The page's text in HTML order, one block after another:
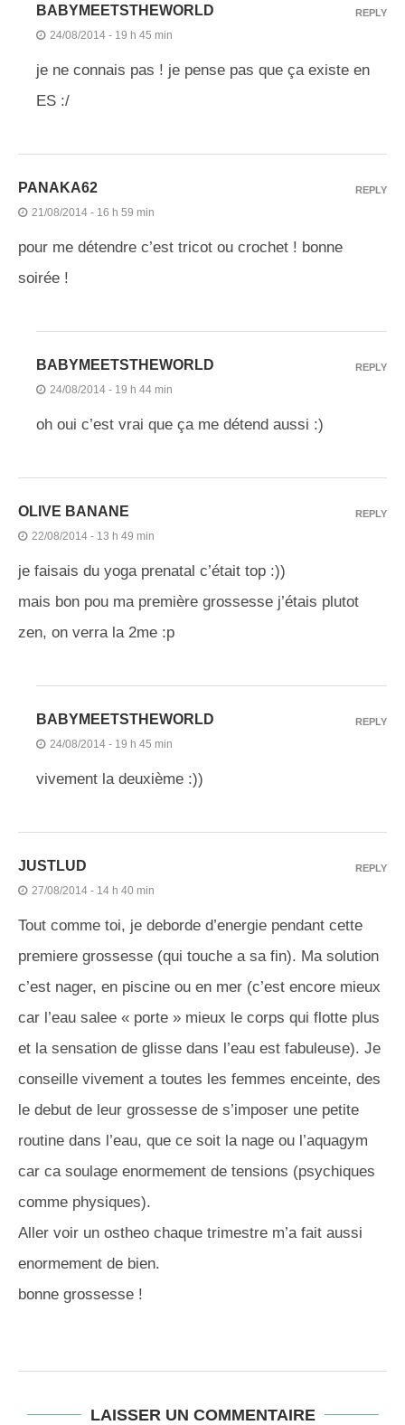
BABYMEETSTHEWORLD
24/08/2014 - 19 h 45 min
je ne connais pas ! je pense pas que ça existe en
ES :/
REPLY
PANAKA62
21/08/2014 - 16 h 59 min
pour me détendre c’est tricot ou crochet ! bonne
soirée !
REPLY
BABYMEETSTHEWORLD
24/08/2014 - 19 h 44 min
oh oui c’est vrai que ça me détend aussi :)
REPLY
OLIVE BANANE
22/08/2014 - 13 h 49 min
je faisais du yoga prenatal c’était top :))
mais bon pou ma première grossesse j’étais plutot
zen, on verra la 2me :p
REPLY
BABYMEETSTHEWORLD
24/08/2014 - 19 h 45 min
vivement la deuxième :))
REPLY
JUSTLUD
27/08/2014 - 14 h 40 min
Tout comme toi, je deborde d’energie pendant cette
premiere grossesse (qui touche a sa fin). Ma solution
c’est nager, en piscine ou en mer (c’est encore mieux
car l’eau salee « porte » mieux le corps qui flotte plus
et la sensation de glisse dans l’eau est fabuleuse). Je
conseille vivement a toutes les femmes enceinte, des
le debut de leur grossesse de s’imposer une petite
routine dans l’eau, que ce soit la nage ou l’aquagym
car ca soulage enormement de tensions (psychiques
comme physiques).
Aller voir un ostheo chaque trimestre m’a fait aussi
enormement de bien.
bonne grossesse !
REPLY
LAISSER UN COMMENTAIRE